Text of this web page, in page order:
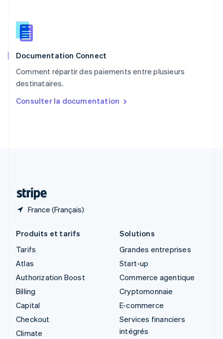
Documentation Connect
Comment répartir des paiements entre plusieurs
destinataires.
Consulter la documentation
France (Français)
English
Roumanie
Royaume-Uni
Singapour
English简体中文
English
Produits et tarifs
Tarifs
Atlas
Authorization Boost
Billing
Capital
Checkout
Climate
Solutions
Grandes entreprises
Start-up
Commerce agentique
Cryptomonnaie
E-commerce
Services financiers
intégrés